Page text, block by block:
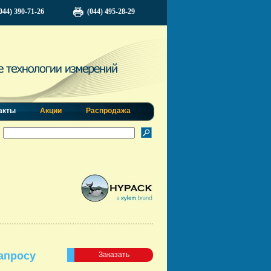
390-71-26 (044) 495-28-29
Акции Распродажа
Заказать